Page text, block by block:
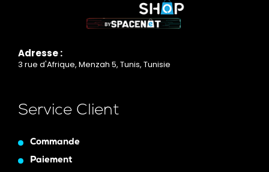
Adresse :
3 rue d'Afrique, Menzah 5, Tunis, Tunisie
Service Client
Commande
Paiement